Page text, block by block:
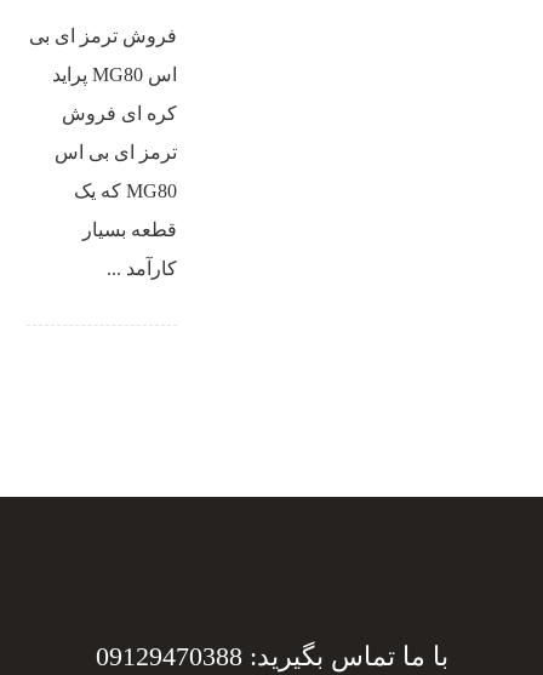
فروش ترمز ای بی
اس MG80 پراید
کره ای فروش
ترمز ای بی اس
MG80 که یک
قطعه بسیار
کارآمد ...
با ما تماس بگیرید: 09129470388